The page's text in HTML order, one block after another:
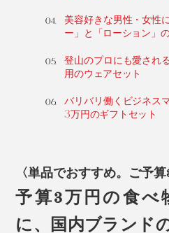
美容好きな男性・女性
ー」と「ローション」
登山のプロにも愛され
用のウェアセット
バリバリ働くビジネス
3万円のギフトセット
〈単品でおすすめ。ご予
予算3万円の食べ
に、国内ブランド